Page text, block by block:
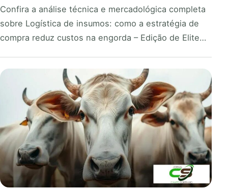
Confira a análise técnica e mercadológica completa
sobre Logística de insumos: como a estratégia de
compra reduz custos na engorda – Edição de Elite…